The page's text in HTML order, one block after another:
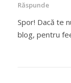
Răspunde
Spor! Dacă te
blog, pentru